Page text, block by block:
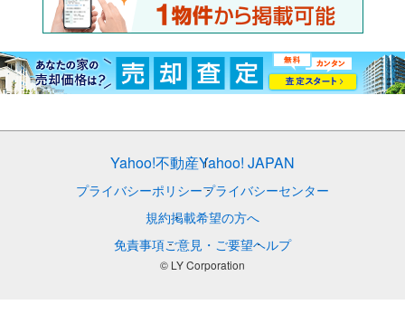
Yahoo!不動産Yahoo! JAPAN
プライバシーポリシープライバシーセンター
規約掲載希望の方へ
免責事項ご意見・ご要望ヘルプ
© LY Corporation